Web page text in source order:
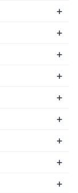
+
+
+
+
+
+
+
+
+